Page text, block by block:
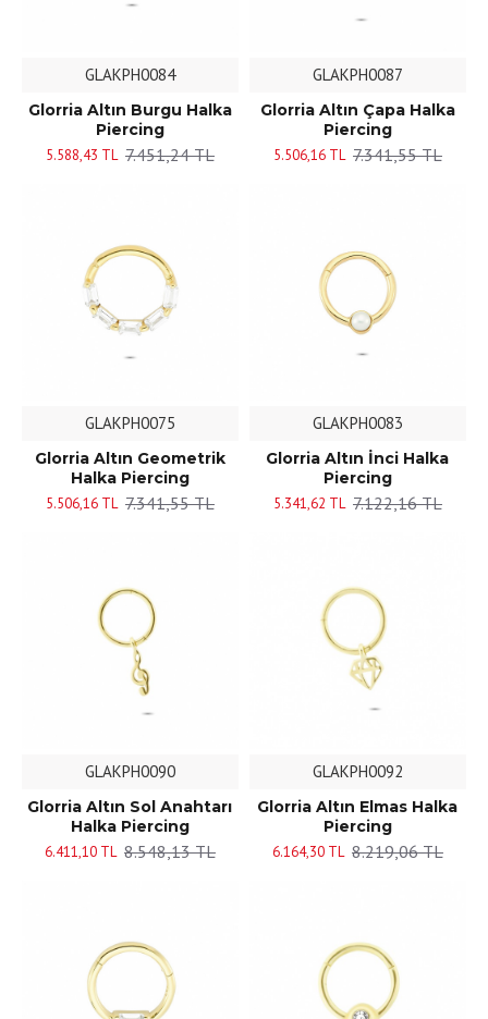
GLAKPH0084
Glorria Altın Burgu Halka
Piercing
5.588,43 TL 7.451,24 TL
GLAKPH0087
Glorria Altın Çapa Halka
Piercing
5.506,16 TL 7.341,55 TL
GLAKPH0075
Glorria Altın Geometrik
Halka Piercing
5.506,16 TL 7.341,55 TL
GLAKPH0083
Glorria Altın İnci Halka
Piercing
5.341,62 TL 7.122,16 TL
GLAKPH0090
Glorria Altın Sol Anahtarı
Halka Piercing
6.411,10 TL 8.548,13 TL
GLAKPH0092
Glorria Altın Elmas Halka
Piercing
6.164,30 TL 8.219,06 TL